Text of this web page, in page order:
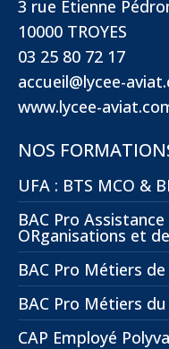
3 rue Étienne
10000 TROYES
03 25 80 72 17
accueil@lycee-
www.lycee-
NOS
UFA : BTS MCO &
BAC Pro
ORganisations et
BAC Pro Métiers de
BAC Pro Métiers
CAP Employé